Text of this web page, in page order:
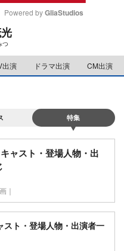
e
Powered by GliaStudios
つ
出演 ドラマ出演 CM出演
特集
ャスト・登場人物・出
｜
スト・登場人物・出演者一